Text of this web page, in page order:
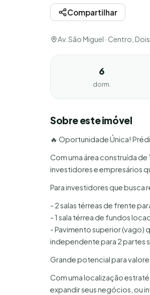
Compartilhar
Av. São Miguel · Centro,
6
dorm.
Sobre este imóvel
🔥 Oportunidade Única!
Com uma área construída
investidores e empresários
Para investidores que
- 2 salas térreas de frente
- 1 sala térrea de fundos
- Pavimento superior (vago)
independente para 2 partes
Grande potencial para
Com uma localização
expandir seus negócios, ou